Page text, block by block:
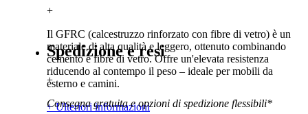
+
Il GFRC (calcestruzzo rinforzato con fibre di vetro) è un
materiale di alta qualità e leggero, ottenuto combinando
cemento e fibre di vetro. Offre un'elevata resistenza
riducendo al contempo il peso – ideale per mobili da
esterno e camini.
+ Ulteriori informazioni
Spedizione e resi
+
Consegna gratuita e opzioni di spedizione flessibili*